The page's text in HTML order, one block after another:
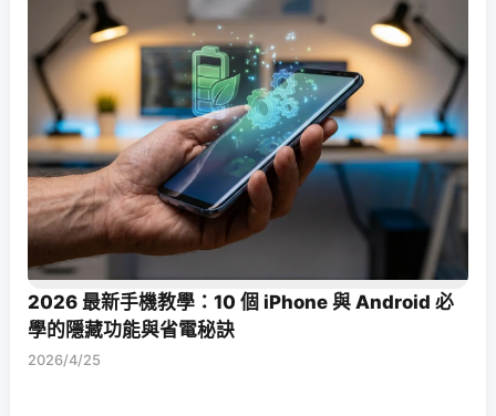
2026 最新手機教學：10 個 iPhone 與 Android 必
學的隱藏功能與省電秘訣
2026/4/25